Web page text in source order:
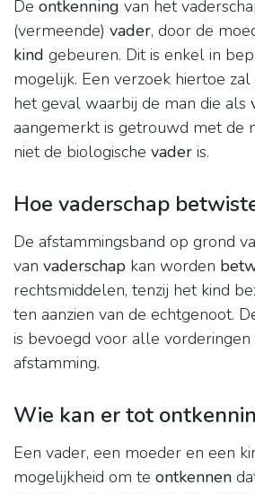
De ontkenning van het
(vermeende) vader, door de
kind gebeuren. Dit is enkel in
mogelijk. Een verzoek hiertoe
het geval waarbij de man die als
aangemerkt is getrouwd met de
niet de biologische vader is.
Hoe vaderschap
De afstammingsband op grond
van vaderschap kan worden
rechtsmiddelen, tenzij het kind
ten aanzien van de echtgenoot.
is bevoegd voor alle vorderingen
afstamming.
Wie kan er tot
Een vader, een moeder en een
mogelijkheid om te ontkennen